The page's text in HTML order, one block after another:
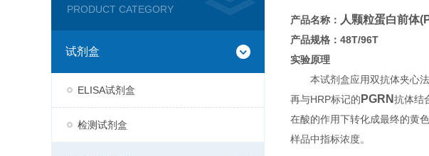
PRODUCT CATEGORY
试剂盒
ELISA试剂盒
检测试剂盒
产品名称： 人颗粒蛋白前体
产品规格：48T/96T
实验原理
本试剂盒应用双抗体夹心
再与HRP标记的 PGRN抗体结
在酸的作用下转化成最终的黄
样品中指标浓度。